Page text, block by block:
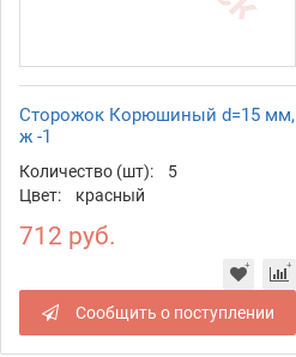
Сторожок Корюшиный d=15 мм,
ж -1
Количество (шт):
5
Цвет:
красный
712 руб.
Сообщить о поступлении